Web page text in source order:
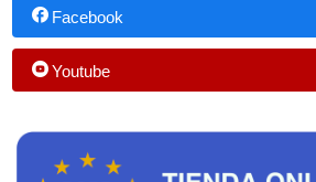
Facebook
Youtube